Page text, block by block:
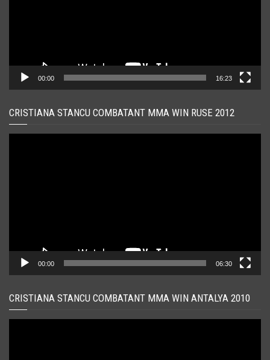
00:00 16:23
CRISTIANA STANCU COMBATANT MMA WIN RUSE 2012
00:00 06:30
CRISTIANA STANCU COMBATANT MMA WIN ANTALYA 2010